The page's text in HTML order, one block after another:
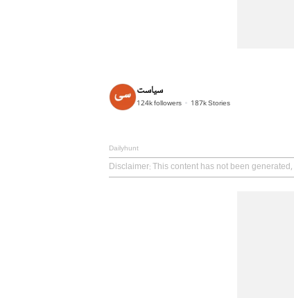
سیاست
124kfollowers 187kStories
Dailyhunt
Disclaimer: This content has not been